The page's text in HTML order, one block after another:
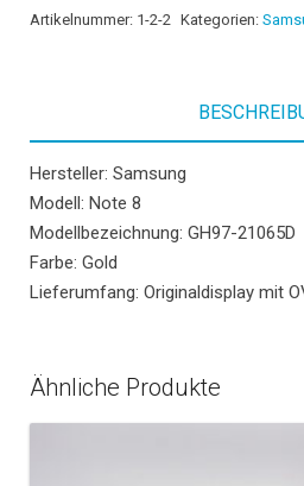
Artikelnummer: 1-2-2 Kategorien:
Hersteller: Samsung
Modell: Note 8
Modellbezeichnung: GH97-21065D
Farbe: Gold
Lieferumfang: Originaldisplay mit
Ähnliche Produkte